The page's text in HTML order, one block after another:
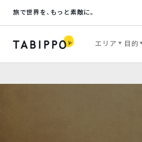
旅で世界を、もっと素敵に。
エリア 目的